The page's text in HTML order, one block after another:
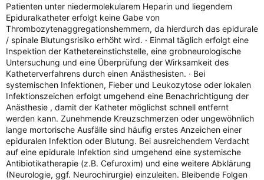
Patienten unter niedermolekularem Heparin und liegendem
Epiduralkatheter erfolgt keine Gabe von
Thrombozytenaggregationshemmern, da hierdurch das epidurale
/ spinale Blutungsrisiko erhöht wird. · Einmal täglich erfolgt eine
Inspektion der Kathetereinstichstelle, eine grobneurologische
Untersuchung und eine Überprüfung der Wirksamkeit des
Katheterverfahrens durch einen Anästhesisten. · Bei
systemischen Infektionen, Fieber und Leukozytose oder lokalen
Infektionszeichen erfolgt umgehend eine Benachrichtigung der
Anästhesie , damit der Katheter möglichst schnell entfernt
werden kann. Zunehmende Kreuzschmerzen oder ungewöhnlich
lange mortorische Ausfälle sind häufig erstes Anzeichen einer
epiduralen Infektion oder Blutung. Bei ausreichendem Verdacht
auf eine epidurale Infektion sind umgehend eine systemische
Antibiotikatherapie (z.B. Cefuroxim) und eine weitere Abklärung
(Neurologie, ggf. Neurochirurgie) einzuleiten. Bleibende Folgen